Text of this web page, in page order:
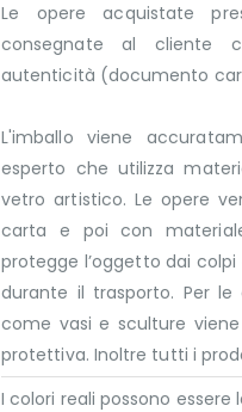
Le opere acquistate
consegnate al cliente
autenticità (documento
L'imballo viene
esperto che utilizza
vetro artistico. Le opere
carta e poi con
protegge l’oggetto dai
durante il trasporto. Per
come vasi e sculture
protettiva. Inoltre tutti i
I colori reali possono